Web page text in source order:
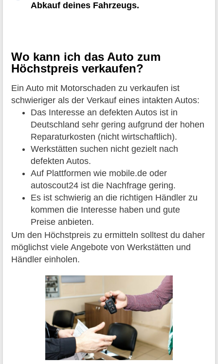
Abkauf deines Fahrzeugs.
Wo kann ich das Auto zum
Höchstpreis verkaufen?
Ein Auto mit Motorschaden zu verkaufen ist
schwieriger als der Verkauf eines intakten Autos:
Das Interesse an defekten Autos ist in
Deutschland sehr gering aufgrund der hohen
Reparaturkosten (nicht wirtschaftlich).
Werkstätten suchen nicht gezielt nach
defekten Autos.
Auf Plattformen wie mobile.de oder
autoscout24 ist die Nachfrage gering.
Es ist schwierig an die richtigen Händler zu
kommen die Interesse haben und gute
Preise anbieten.
Um den Höchstpreis zu ermitteln solltest du daher
möglichst viele Angebote von Werkstätten und
Händler einholen.